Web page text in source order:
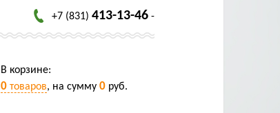
+7 (831) 413-13-46 -
В корзине:
0 товаров, на сумму 0 руб.